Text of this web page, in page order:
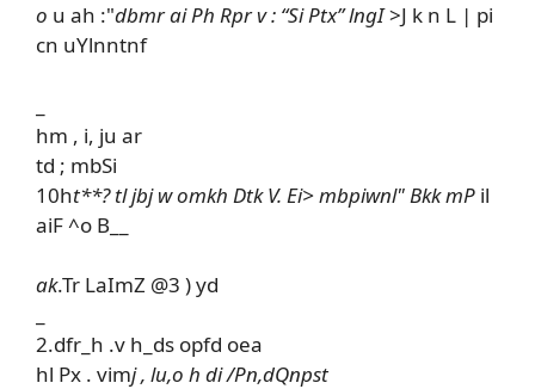
o u ah :"dbmr ai Ph Rpr v : “Si Ptx” lngI>J k n L | pi
cn uYlnntnf
hm , i, ju ar
td ; mbSi
10ht**? tl jbj w omkh Dtk V. Ei> mbpiwnl" Bkk mP il
aiF ^o B__
ak.Tr LaImZ @3 ) yd
2.dfr_h .v h_ds opfd oea
hl Px . vimj , lu,o h di /Pn,dQnpst